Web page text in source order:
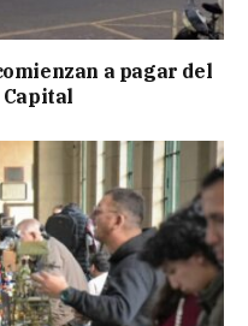
a pagar del